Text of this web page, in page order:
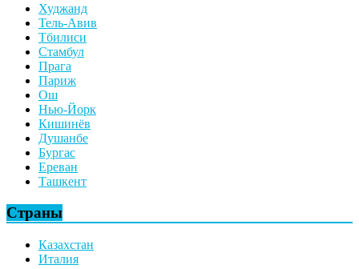
Худжанд
Тель-Авив
Тбилиси
Стамбул
Прага
Париж
Ош
Нью-Йорк
Кишинёв
Душанбе
Бургас
Ереван
Ташкент
Страны
Казахстан
Италия